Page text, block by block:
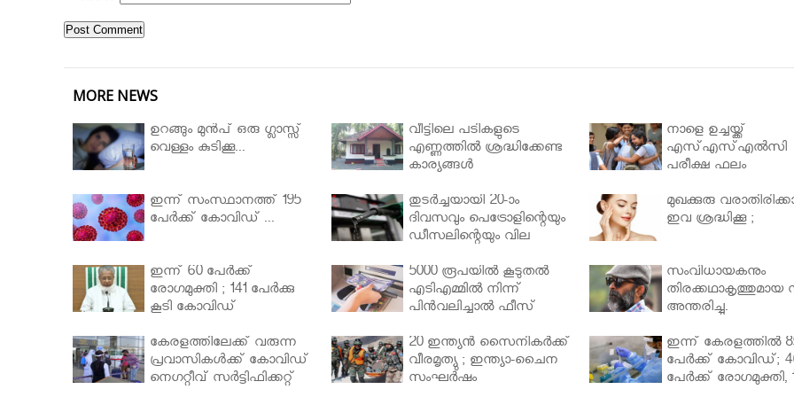
MORE NEWS
ഉറങ്ങും മുന്‍പ് ഒരു ഗ്ലാസ്സ്
വെള്ളം കുടിക്കൂ...
വീട്ടിലെ പടികളുടെ
എണ്ണത്തിൽ ശ്രദ്ധിക്കേണ്ട
കാര്യങ്ങൾ
നാളെ ഉച്ചയ്ക്ക്
എസ്എസ്എല്‍സി
പരീക്ഷ ഫലം
ഇന്ന് സംസ്ഥാനത്ത് 195
പേര്‍ക്ക് കോവിഡ് ...
തുടർച്ചയായി 20-ാം
ദിവസവും പെട്രോളിന്റെയും
ഡീസലിന്റെയും വില
മുഖക്കുരു
ഇവ ശ്രദ്ധിക്കൂ ;
ഇന്ന് 60 പേർക്ക്
രോഗമുക്തി ; 141 പേര്‍ക്കു
കൂടി കോവിഡ്
5000 രൂപയിൽ കൂടുതൽ
എടിഎമ്മിൽ നിന്ന്
പിൻവലിച്ചാൽ ഫീസ്
സംവിധായകനും
തിരക്കഥാകൃത്തുമായ
അന്തരിച്ചു.
കേരളത്തിലേക്ക് വരുന്ന
പ്രവാസികള്‍ക്ക് കോവിഡ്
നെഗറ്റീവ് സര്‍ട്ടിഫിക്കറ്റ്
20 ഇന്ത്യൻ സൈനികർക്ക്
വീരമൃത്യു ; ഇന്ത്യാ-ചൈന
സംഘർഷം
ഇന്ന് കേരളത്തിൽ
പേർക്ക് കോവിഡ്;
പേർക്ക് രോഗമുക്തി,